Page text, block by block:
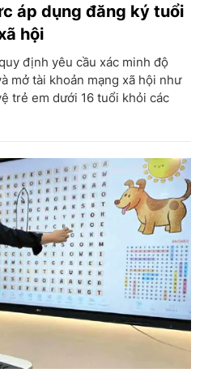
áp dụng đăng ký tuổi
hội
định yêu cầu xác minh độ
mở tài khoản mạng xã hội như
trẻ em dưới 16 tuổi khỏi các